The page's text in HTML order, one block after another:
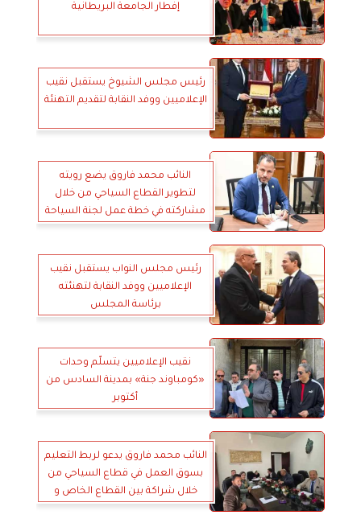
إفطار الجامعة البريطانية
رئيس مجلس الشيوخ يستقبل نقيب
الإعلاميين ووفد النقابة لتقديم التهنئة
النائب محمد فاروق يضع رويته
لتطوير القطاع السياحي من خلال
مشاركته في خطة عمل لجنة السياحة
رئيس مجلس النواب يستقبل نقيب
الإعلاميين ووفد النقابة لتهنئته
برئاسة المجلس
نقيب الإعلاميين يتسلّم وحدات
«كومباوند جنة» بمدينة السادس من
أكتوبر
النائب محمد فاروق يدعو لربط التعليم
بسوق العمل في قطاع السياحي من
خلال شراكة بين القطاع الخاص و